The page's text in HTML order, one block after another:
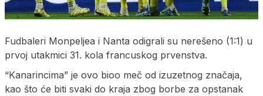
Fudbaleri Monpeljea i Nanta odigrali su nerešeno (1:1) u
prvoj utakmici 31. kola francuskog prvenstva.
“Kanarincima” je ovo bioo meč od izuzetnog značaja,
kao što će biti svaki do kraja zbog borbe za opstanak